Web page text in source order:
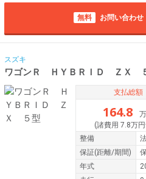
無料 お問い合わせ
スズキ
ワゴンＲ ＨＹＢＲＩＤ ＺＸ
支払総額
164.8
(諸費用 7.8万
整備
保証(距離/期間)
年式